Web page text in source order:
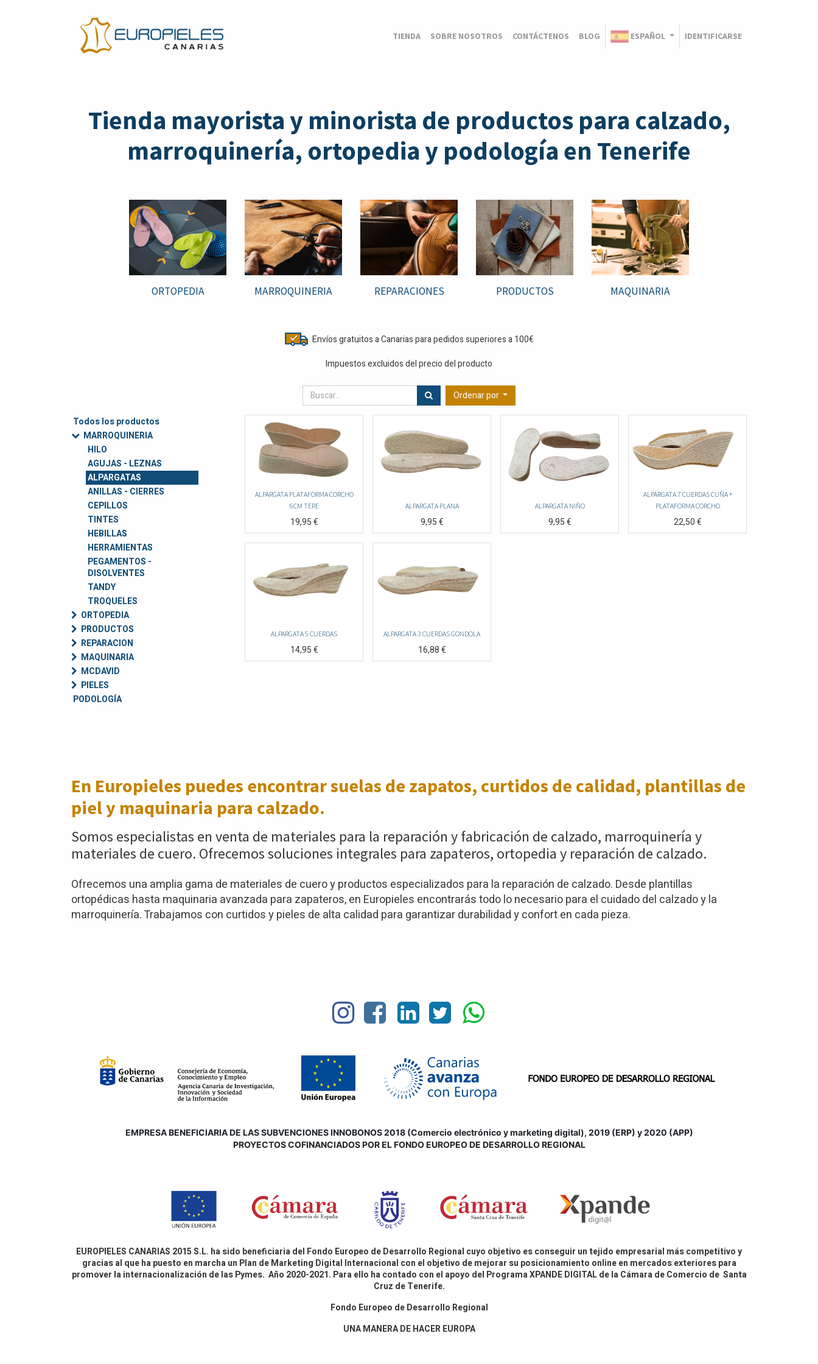
TIENDA SOBRE NOSOTROS CONTÁCTENOS BLOG ESPAÑOL IDENTIFICARSE
Tienda mayorista y minorista de productos para calzado,
marroquinería, ortopedia y podología en Tenerife
ORTOPEDIA MARROQUINERIA REPARACIONES PRODUCTOS MAQUINARIA
Envíos gratuitos a Canarias para pedidos superiores a 100€
Impuestos excluidos del precio del producto
Ordenar por
Todos los productos
MARROQUINERIA
HILO
AGUJAS - LEZNAS
ALPARGATAS
ANILLAS - CIERRES
CEPILLOS
TINTES
HEBILLAS
HERRAMIENTAS
PEGAMENTOS -
DISOLVENTES
TANDY
TROQUELES
ORTOPEDIA
PRODUCTOS
REPARACION
MAQUINARIA
MCDAVID
PIELES
PODOLOGÍA
ALPARGATA PLATAFORMA CORCHO
6CM TERE
19,95€
ALPARGATA PLANA
9,95€
ALPARGATA NIÑO
9,95€
ALPARGATA 7 CUERDAS CUÑA +
PLATAFORMA CORCHO
22,50€
ALPARGATA 5 CUERDAS
14,95€
ALPARGATA 3 CUERDAS GONDOLA
16,88€
En Europieles puedes encontrar suelas de zapatos, curtidos de calidad, plantillas de
piel y maquinaria para calzado.
Somos especialistas en venta de materiales para la reparación y fabricación de calzado, marroquinería y
materiales de cuero. Ofrecemos soluciones integrales para zapateros, ortopedia y reparación de calzado.
Ofrecemos una amplia gama de materiales de cuero y productos especializados para la reparación de calzado. Desde plantillas
ortopédicas hasta maquinaria avanzada para zapateros, en Europieles encontrarás todo lo necesario para el cuidado del calzado y la
marroquinería. Trabajamos con curtidos y pieles de alta calidad para garantizar durabilidad y confort en cada pieza.
EMPRESA BENEFICIARIA DE LAS SUBVENCIONES INNOBONOS 2018 (Comercio electrónico y marketing digital), 2019 (ERP) y 2020 (APP)
PROYECTOS COFINANCIADOS POR EL FONDO EUROPEO DE DESARROLLO REGIONAL
EUROPIELES CANARIAS 2015 S.L. ha sido beneficiaria del Fondo Europeo de Desarrollo Regional cuyo objetivo es conseguir un tejido empresarial más competitivo y
gracias al que ha puesto en marcha un Plan de Marketing Digital Internacional con el objetivo de mejorar su posicionamiento online en mercados exteriores para
promover la internacionalización de las Pymes. Año 2020-2021. Para ello ha contado con el apoyo del Programa XPANDE DIGITAL de la Cámara de Comercio de Santa
Cruz de Tenerife.
Fondo Europeo de Desarrollo Regional
UNA MANERA DE HACER EUROPA